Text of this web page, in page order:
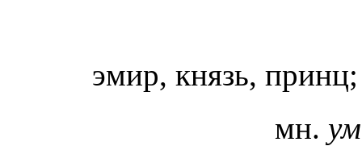
эмир, князь,
мн.